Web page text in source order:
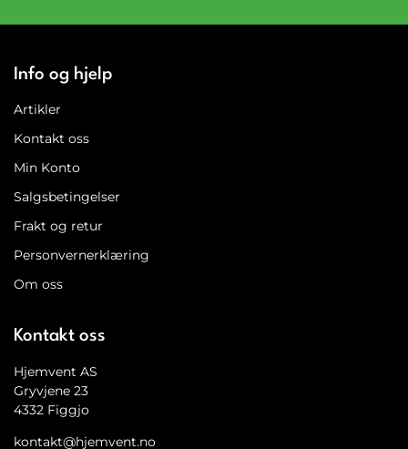
Info og hjelp
Artikler
Kontakt oss
Min Konto
Salgsbetingelser
Frakt og retur
Personvernerklæring
Om oss
Kontakt oss
Hjemvent AS
Gryvjene 23
4332 Figgjo
kontakt@hjemvent.no